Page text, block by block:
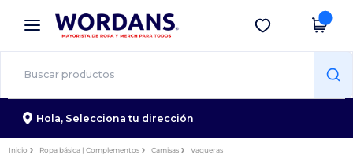
× App de Wordans
¡Mejores precios en app!
Descargar app
Hola, Selecciona tu dirección
Inicio Ropa básica | Complementos Camisas Vaqueras